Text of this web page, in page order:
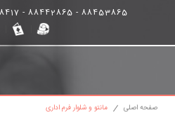
88453865 - 88442865 - 86028417 - 09124701416
صفحه اصلی
مانتو و شلوار فرم اداری